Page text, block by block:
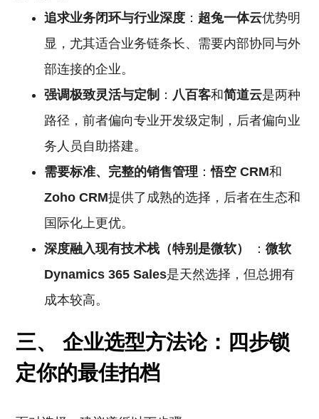
追求业务闭环与行业深度 ： 超兔一体云优势明
显，尤其适合业务链条长、需要内部协同与外
部连接的企业。
强调极致灵活与定制 ： 八百客和简道云是两种
路径，前者偏向专业开发级定制，后者偏向业
务人员自助搭建。
需要标准、完整的销售管理 ：悟空 CRM和
Zoho CRM提供了成熟的选择，后者在生态和
国际化上更优。
深度融入现有技术栈（特别是微软）
：微软
Dynamics 365 Sales是天然选择，但总拥有
成本较高。
三、 企业选型方法论：四步锁
定你的最佳拍档